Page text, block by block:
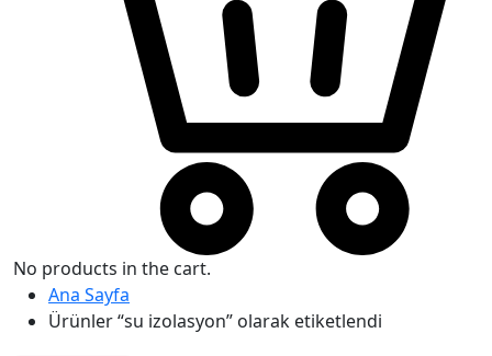
No products in the cart.
Ana Sayfa
Ürünler “su izolasyon” olarak etiketlendi